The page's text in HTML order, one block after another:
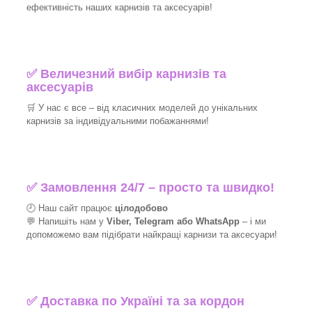
ефективність наших карнизів та аксесуарів!​
✅ Величезний вибір карнизів та
аксесуарів
🛒 У нас є все – від класичних моделей до унікальних
карнизів за індивідуальними побажаннями!​
✅Замовлення 24/7 – просто та швидко!
🕘 Наш сайт працює цілодобово
💬 Напишіть нам у Viber, Telegram або WhatsApp – і ми
допоможемо вам підібрати найкращі карнизи та аксесуари!
✅Доставка по Україні та за кордон